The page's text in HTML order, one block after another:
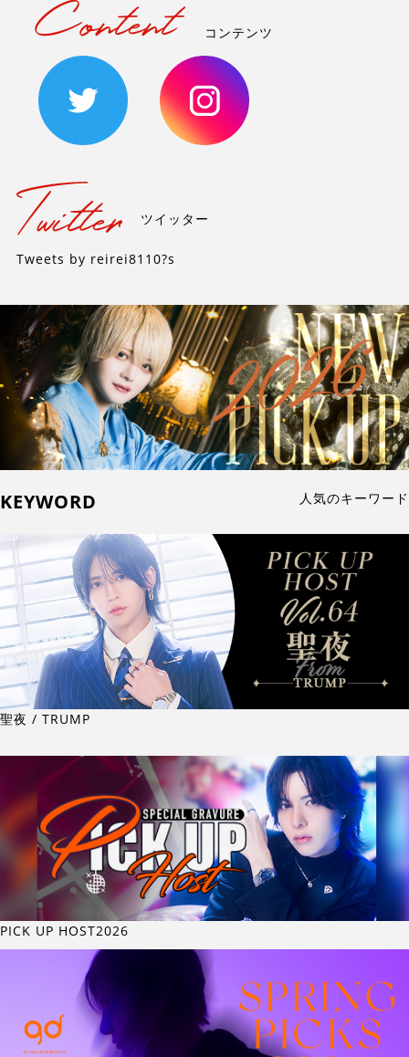
コンテンツ
ツイッター
Tweets by reirei8110?s
KEYWORD 人気のキーワード
聖夜 / TRUMP
PICK UP HOST2026